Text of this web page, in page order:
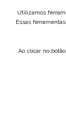
Utilizamos
Essas
Ao clicar no